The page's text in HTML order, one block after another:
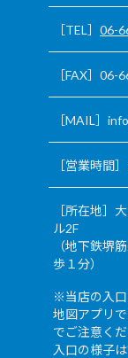
［TEL］ 06-
［FAX］06-
［MAIL］
［営業時間
［所在地］
ル2F
（地下鉄
歩１分）
※当店の入口
地図アプリ
でご注意くだ
入口の様子